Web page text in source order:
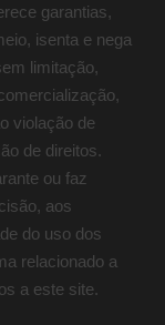
garantias,
isenta e nega
limitação,
violação de
de direitos.
ou faz
aos
do uso dos
relacionado a
a este site.